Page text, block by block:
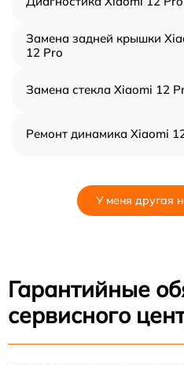
Замена задней крышки
12 Pro
Замена стекла Xiaomi 12
Ремонт динамика Xiaomi
У меня другая
Гарантийные
сервисного